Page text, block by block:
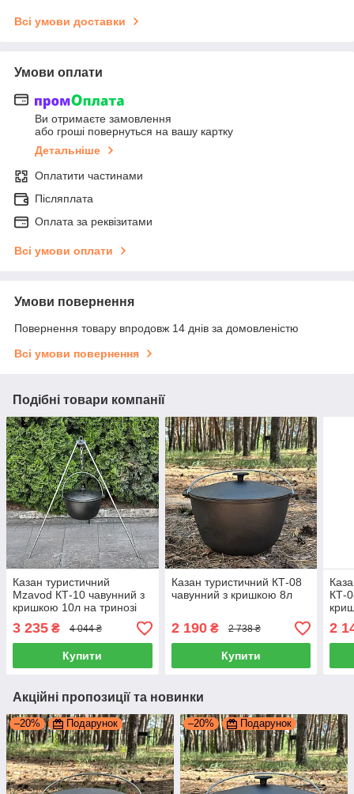
Всі умови доставки
Умови оплати
Ви отримаєте замовлення
або гроші повернуться на вашу картку
Детальніше
Оплатити частинами
Післяплата
Оплата за реквізитами
Всі умови оплати
Умови повернення
Повернення товару впродовж 14 днів за домовленістю
Всі умови повернення
Подібні товари компанії
Казан туристичний
Mzavod КТ-10 чавунний з
кришкою 10л на тринозі
3 235 ₴ 4 044 ₴
Купити
Казан туристичний КТ-08
чавунний з кришкою 8л
2 190₴ 2 738 ₴
Купити
КТ-
2
Акційні пропозиції та новинки
–20% Подарунок –20% Подарунок